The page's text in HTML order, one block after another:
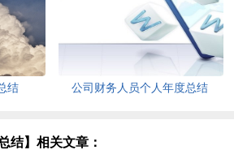
结 公司财务人员个人年度总结
结】相关文章：